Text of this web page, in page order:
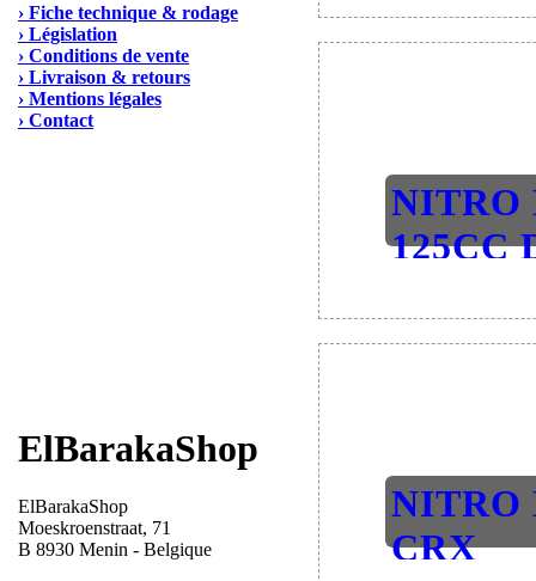
› Fiche technique & rodage
› Législation
› Conditions de vente
› Livraison & retours
› Mentions légales
› Contact
ElBarakaShop
ElBarakaShop
Moeskroenstraat, 71
B 8930 Menin - Belgique
2.1 Dirt-
NITRO
125CC
2.1 Dirt-
NITRO
CRX